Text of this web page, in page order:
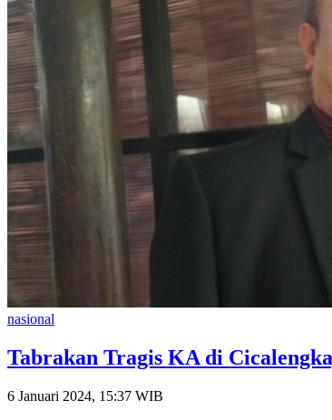
nasional
Tabrakan Tragis KA di
6 Januari 2024, 15:37 WIB